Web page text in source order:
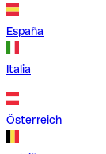
España
Italia
Österreich